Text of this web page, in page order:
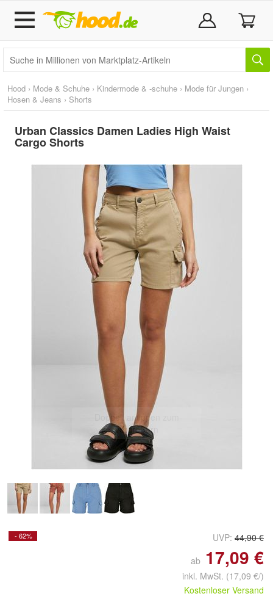
Hood › Mode & Schuhe › Kindermode & -schuhe › Mode für Jungen ›
Hosen & Jeans › Shorts
Urban Classics Damen Ladies High Waist
Cargo Shorts
Doppelt antippen zum
vergrößern
- 62% UVP: 44,90 €
ab 17,09 €
inkl. MwSt. (17,09 €/)
Kostenloser Versand